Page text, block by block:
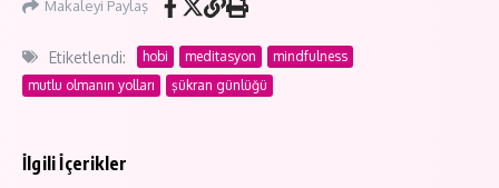
Makaleyi Paylaş
Etiketlendi: hobi meditasyon
mindfulness
mutlu olmanın yolları
şükran günlüğü
İlgili İçerikler